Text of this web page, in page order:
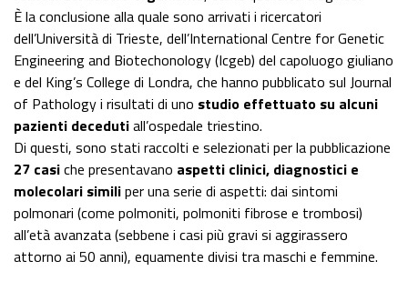
È la conclusione alla quale sono arrivati i ricercatori
dell’Università di Trieste, dell’International Centre for Genetic
Engineering and Biotechonology (Icgeb) del capoluogo giuliano
e del King’s College di Londra, che hanno pubblicato sul Journal
of Pathology i risultati di uno studio effettuato su alcuni
pazienti decedutiall’ospedale triestino.
Di questi, sono stati raccolti e selezionati per la pubblicazione
27 casiche presentavano aspetti clinici, diagnostici e
molecolari similiper una serie di aspetti: dai sintomi
polmonari (come polmoniti, polmoniti fibrose e trombosi)
all’età avanzata (sebbene i casi più gravi si aggirassero
attorno ai 50 anni), equamente divisi tra maschi e femmine.